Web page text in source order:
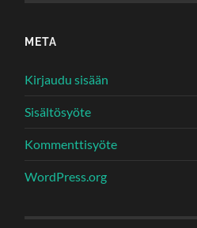
META
Kirjaudu sisään
Sisältösyöte
Kommenttisyöte
WordPress.org